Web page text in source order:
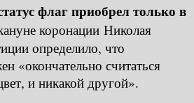
флаг приобрел только в
коронации Николая
определило, что
«окончательно считаться
и никакой другой».